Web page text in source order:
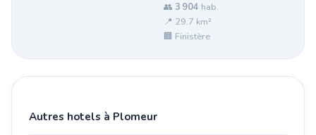
👥 3 904 hab.
📍 29.7 km²
🏢 Finistère
Autres hotels à Plomeur